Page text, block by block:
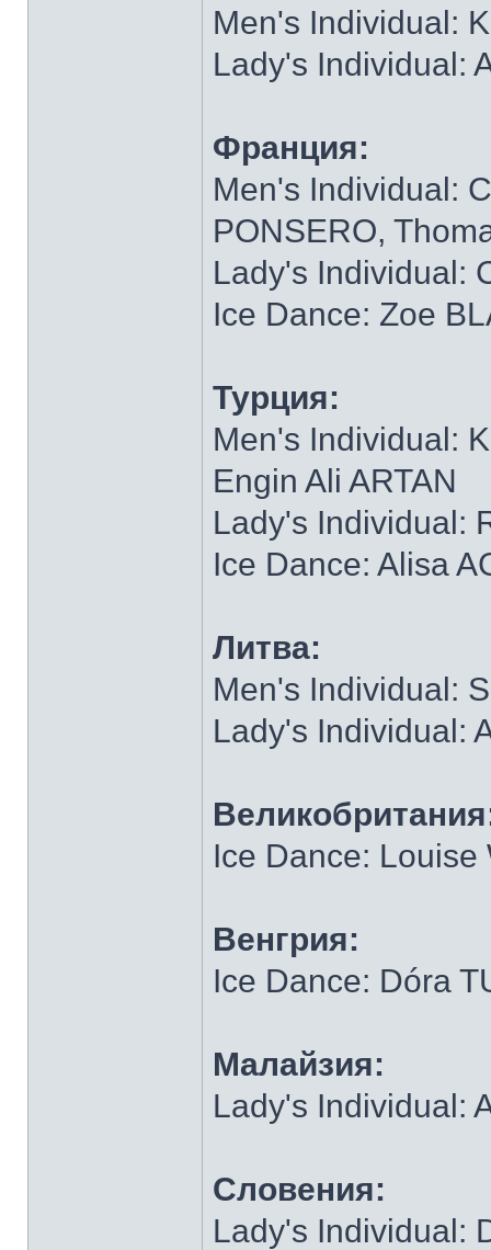
Men's Individual:
Lady's Individual:
Франция:
Men's Individual:
PONSERO,
Lady's Individual:
Ice Dance: Zoe
Турция:
Men's Individual:
Engin Ali ARTAN
Lady's Individual:
Ice Dance: Alisa
Литва:
Men's Individual:
Lady's Individual:
Ice Dance: Louise
Венгрия:
Ice Dance: Dóra
Малайзия:
Lady's Individual:
Словения:
Lady's Individual: